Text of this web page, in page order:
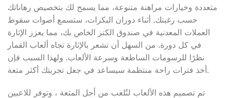
متعددة وخيارات مراهنة متنوعة، مما يسمح لك بتخصيص رهاناتك
حسب رغبتك. أثناء دوران البكرات، ستسمع أصوات سقوط
العملات المعدنية في صندوق الكنز الخاص بك، مما يعزز الإثارة
في كل دورة. من السهل أن تشعر بالإثارة تجاه ألعاب القمار
نظرًا للرسومات الساطعة وسرعة الألعاب. ولهذا السبب فإن
أخذ فترات راحة منتظمة سيساعد في جعل تجربتك أكثر متعة.
تم تصميم هذه الألعاب لتُلعب من أجل المتعة ، وتوفر للاعبين